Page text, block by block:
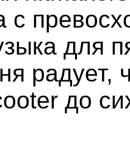
с
для
радует,
до